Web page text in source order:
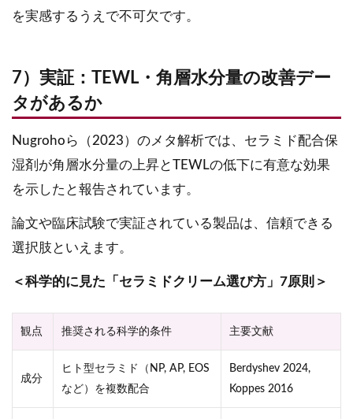
を実感するうえで不可欠です。
7）実証：TEWL・角層水分量の改善デー
タがあるか
Nugrohoら（2023）のメタ解析では、セラミド配合保
湿剤が角層水分量の上昇とTEWLの低下に有意な効果
を示したと報告されています。
論文や臨床試験で実証されている製品は、信頼できる
選択肢といえます。
＜科学的に見た「セラミドクリーム選び方」7原則＞
観点 推奨される科学的条件 主要文献
成分
ヒト型セラミド（NP, AP, EOS
など）を複数配合
Berdyshev 2024,
Koppes 2016